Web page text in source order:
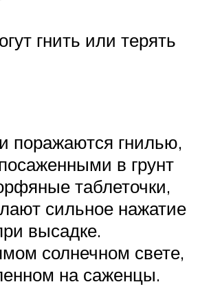
гнить или терять
поражаются гнилью,
в грунт
таблеточки,
сильное нажатие
высадке.
солнечном свете,
на саженцы.